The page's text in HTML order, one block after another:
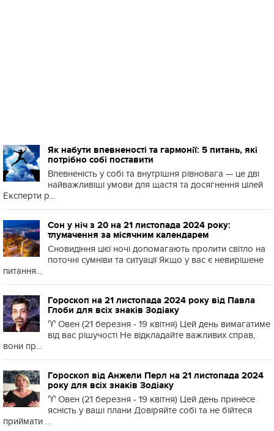
Як набути впевненості та гармонії: 5 питань, які
потрібно собі поставити
Впевненість у собі та внутрішня рівновага — це дві
найважливіші умови для щастя та досягнення цілей
Експерти р...
Сон у ніч з 20 на 21 листопада 2024 року:
тлумачення за місячним календарем
Сновидіння цієї ночі допомагають пролити світло на
поточні сумніви та ситуації Якщо у вас є невирішене
питання...
Гороскоп на 21 листопада 2024 року від Павла
Глоби для всіх знаків Зодіаку
♈️ Овен (21 березня - 19 квітня) Цей день вимагатиме
від вас рішучості Не відкладайте важливих справ,
вони пр...
Гороскоп від Анжели Перл на 21 листопада 2024
року для всіх знаків Зодіаку
♈️ Овен (21 березня - 19 квітня) Цей день принесе
ясність у ваші плани Довіряйте собі та не бійтеся
приймати ...